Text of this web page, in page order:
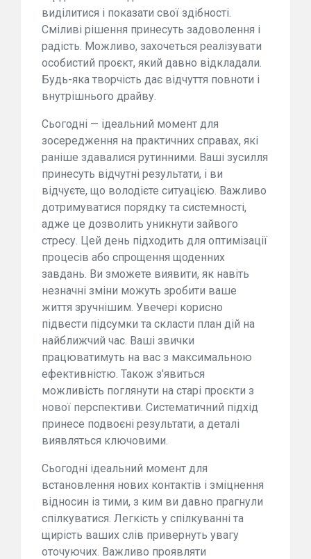
виділитися і показати свої здібності.
Сміливі рішення принесуть задоволення і
радість. Можливо, захочеться реалізувати
особистий проєкт, який давно відкладали.
Будь-яка творчість дає відчуття повноти і
внутрішнього драйву.
Сьогодні — ідеальний момент для
зосередження на практичних справах, які
раніше здавалися рутинними. Ваші зусилля
принесуть відчутні результати, і ви
відчуєте, що володієте ситуацією. Важливо
дотримуватися порядку та системності,
адже це дозволить уникнути зайвого
стресу. Цей день підходить для оптимізації
процесів або спрощення щоденних
завдань. Ви зможете виявити, як навіть
незначні зміни можуть зробити ваше
життя зручнішим. Увечері корисно
підвести підсумки та скласти план дій на
найближчий час. Ваші звички
працюватимуть на вас з максимальною
ефективністю. Також з'явиться
можливість поглянути на старі проєкти з
нової перспективи. Систематичний підхід
принесе подвоєні результати, а деталі
виявляться ключовими.
Сьогодні ідеальний момент для
встановлення нових контактів і зміцнення
відносин із тими, з ким ви давно прагнули
спілкуватися. Легкість у спілкуванні та
щирість ваших слів привернуть увагу
оточуючих. Важливо проявляти